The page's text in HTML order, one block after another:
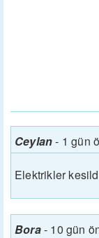
Ceylan- 1 gün
Elektrikler
Bora- 10 gün